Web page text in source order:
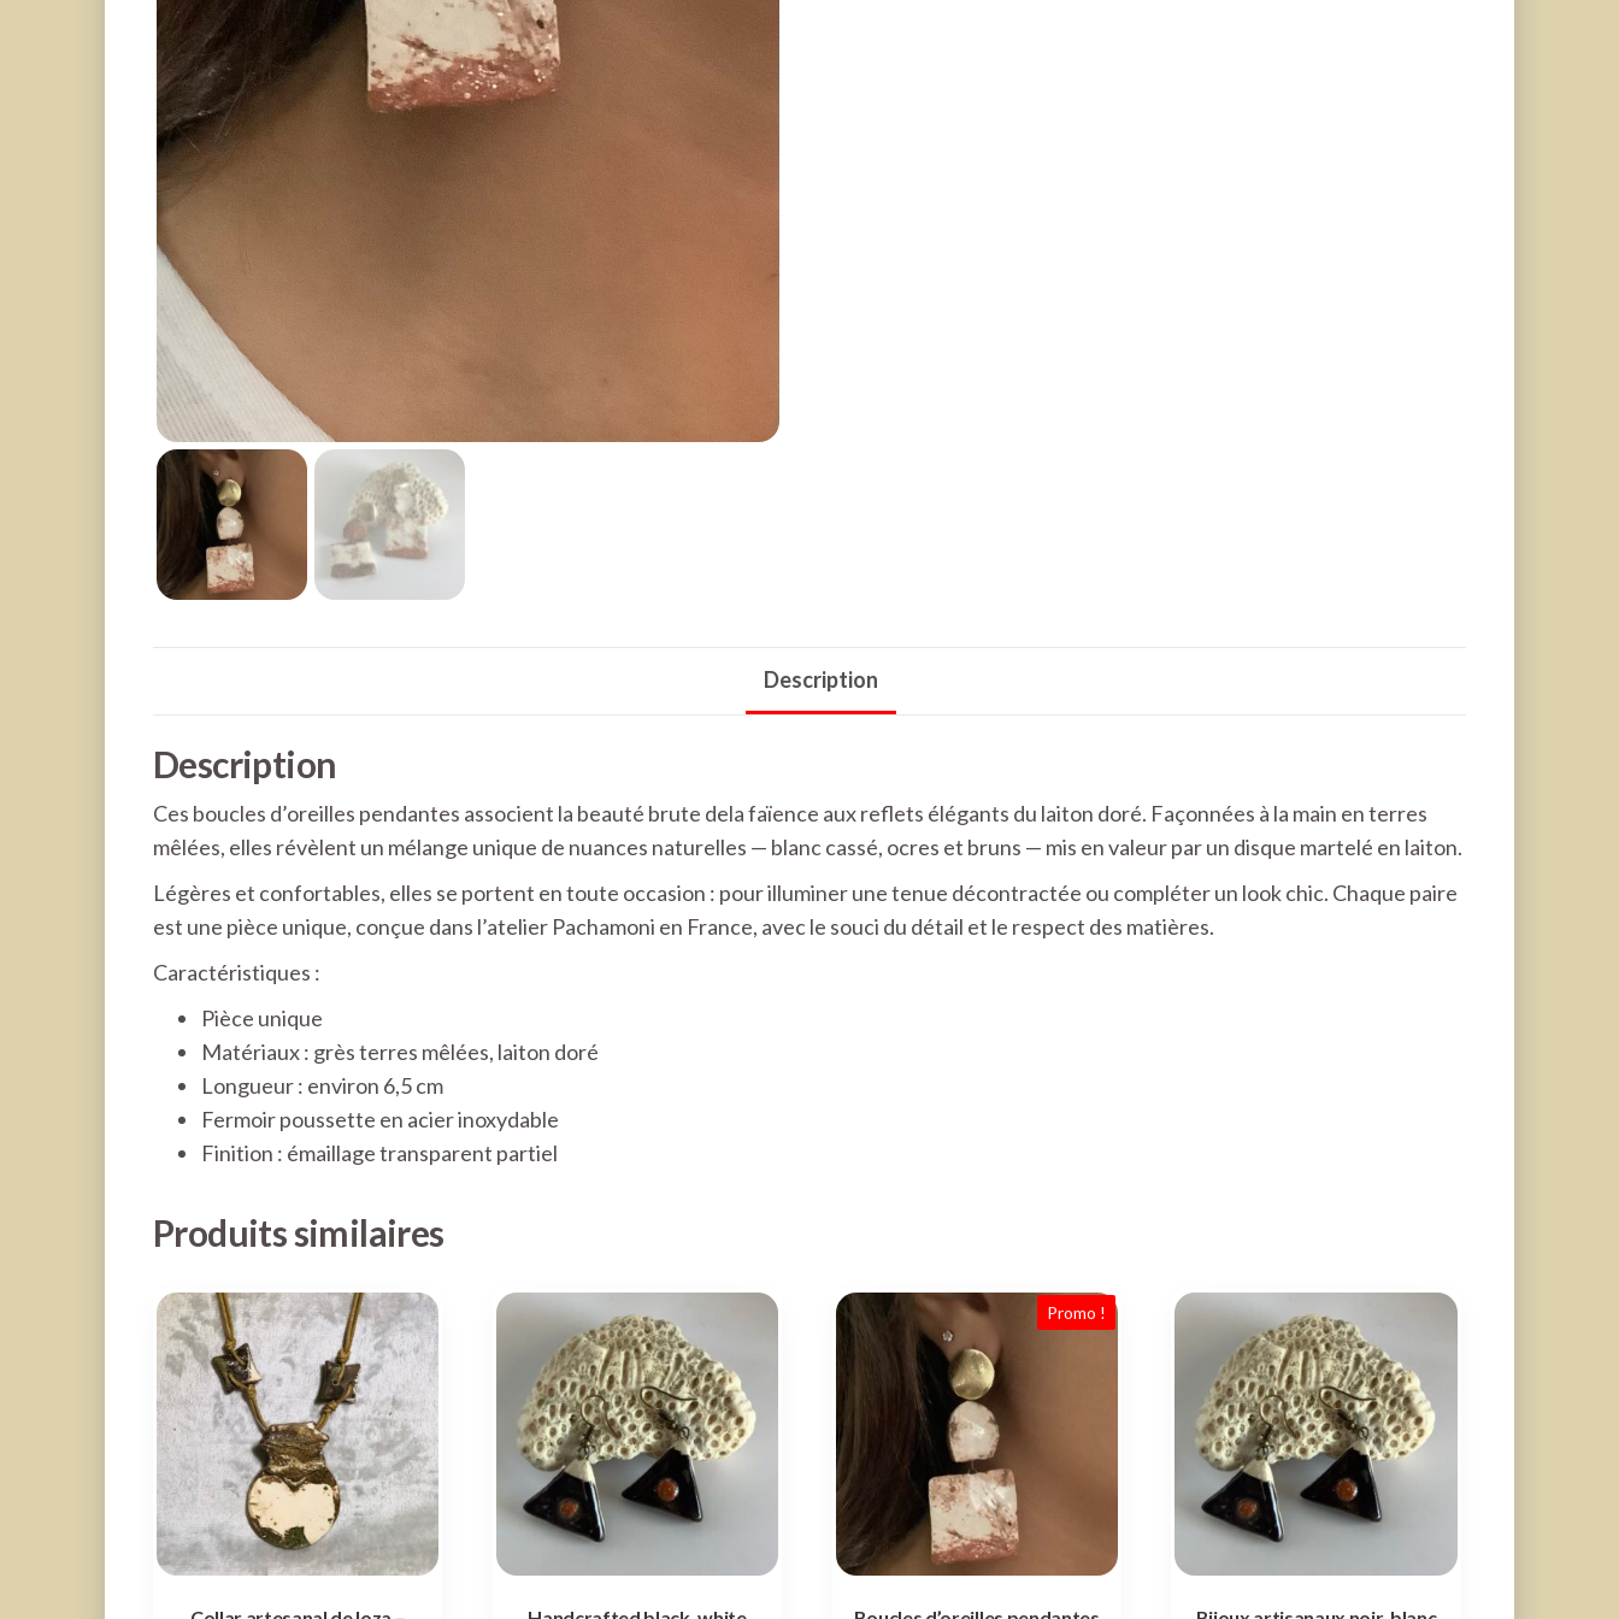
Description
Description
Ces boucles d’oreilles pendantes associent la beauté brute dela faïence aux reflets élégants du laiton doré. Façonnées à la main en terres
mêlées, elles révèlent un mélange unique de nuances naturelles — blanc cassé, ocres et bruns — mis en valeur par un disque martelé en laiton.
Légères et confortables, elles se portent en toute occasion : pour illuminer une tenue décontractée ou compléter un look chic. Chaque paire
est une pièce unique, conçue dans l’atelier Pachamoni en France, avec le souci du détail et le respect des matières.
Caractéristiques :
Pièce unique
Matériaux : grès terres mêlées, laiton doré
Longueur : environ 6,5 cm
Fermoir poussette en acier inoxydable
Finition : émaillage transparent partiel
Produits similaires
Promo !